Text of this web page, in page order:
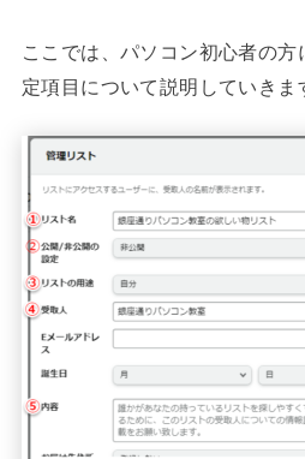
ここでは、パソコン初心者の
定項目について説明していきま